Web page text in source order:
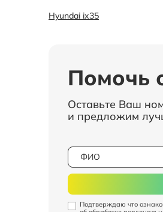
Hyundai ix35
Помочь
Оставьте Ваш
и предложим
Подтверждаю что